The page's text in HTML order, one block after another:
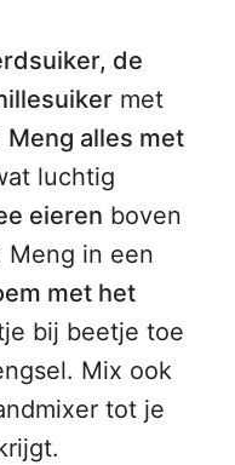
de
met
Meng alles met
luchtig
eieren boven
Meng in een
met het
bij beetje toe
Mix ook
tot je